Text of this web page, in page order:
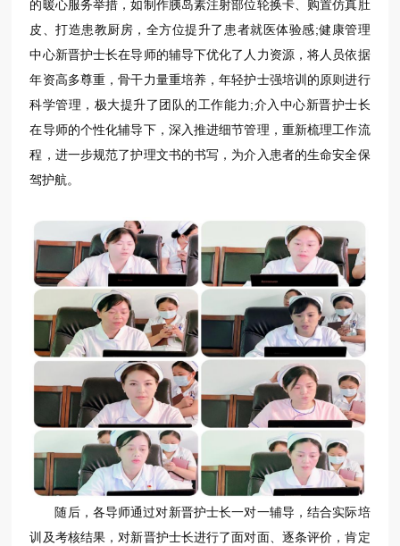
的暖心服务举措，如制作胰岛素注射部位轮换卡、购置仿真肚
皮、打造患教厨房，全方位提升了患者就医体验感;健康管理
中心新晋护士长在导师的辅导下优化了人力资源，将人员依据
年资高多尊重，骨干力量重培养，年轻护士强培训的原则进行
科学管理，极大提升了团队的工作能力;介入中心新晋护士长
在导师的个性化辅导下，深入推进细节管理，重新梳理工作流
程，进一步规范了护理文书的书写，为介入患者的生命安全保
驾护航。
随后，各导师通过对新晋护士长一对一辅导，结合实际培
训及考核结果，对新晋护士长进行了面对面、逐条评价，肯定